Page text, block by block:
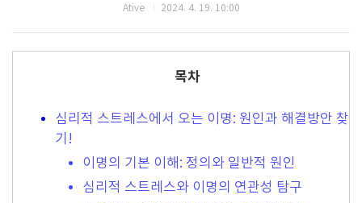
Ative 2024. 4. 19. 10:00
목차
심리적 스트레스에서 오는 이명: 원인과 해결방안 찾
기!
이명의 기본 이해: 정의와 일반적 원인
심리적 스트레스와 이명의 연관성 탐구